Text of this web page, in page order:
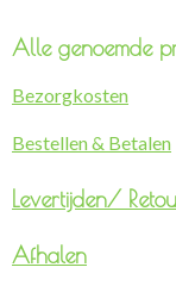
Alle genoemde
Bezorgkosten
Bestellen & Betalen
Levertijden/
Afhalen